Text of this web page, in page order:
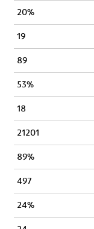
20%
19
89
53%
18
21201
89%
497
24%